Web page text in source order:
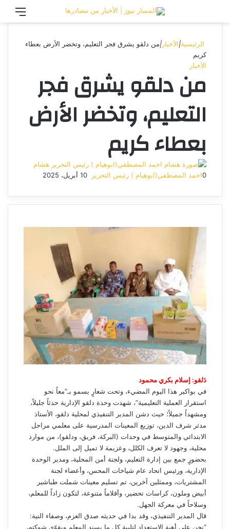
تسجيل الدخول
الرئيسية|الأخبار |من دلقو يشرق فجر التعليم، وتخضر الأرض بعطاء
كريم
الأخبار
من دلقو يشرق فجر
التعليم، وتخضر الأرض
بعطاء كريم
هشام
احمد المصطفي(ابوهيام ) رئيس التحرير
أرسل
إلكترونيا
10 أبريل، 2025 0
دَلقو: إسلام بكري محمود
في بواكير هذا اليوم المضيء، وتحت شعارٍ يسمو بـ”معاً نحو
استقرار العملية التعليمية”، شهدت وحدة دلقو الإدارية حدثاً جليلاً،
ومشهداً جميلاً؛ حيث دشن المدير التنفيذي لمحلية دلقو، الأستاذ
مدثر شرف الدين، توزيع المعينات المدرسية على معلمي مراحل
الابتدائي والمتوسط في وحدات (البركة، فريق، ودلقو)، من موارد
محلية، وجهود لا تعرف الكلل، وعزيمة لا تميل إلى الملل.
بحضورٍ جمع بين إدارة التعليم، ولجنة أمن المحلية، ومدير الوحدة
الإدارية، ورئيس اتحاد عام شياخات المحس، وأعضاء لجنة
المشتريات، وممثلين آخرين، تم تسليم معينات شملت طباشير
أبيض وملون، كراسات تحضير، وأقلاماً متنوعة، لتكون زاداً للمعلم،
وسلاحاً في معركة الجهل.
قال المدير التنفيذي، وقد بدا في حديثه صدق العزم، وصفاء النية:
“نحن على أهبة الاستعداد لتلبية كل ما يسند المعلم ويقوّي شوكته،